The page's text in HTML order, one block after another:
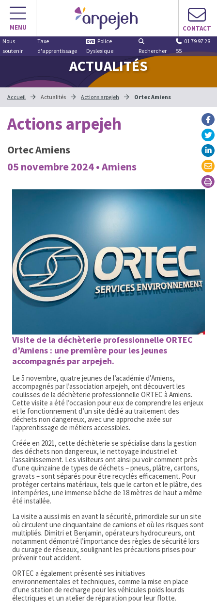
MENU CONTACT
Nous
soutenir
Taxe
d'apprentissage
Police
Dyslexique
Rechercher
01 79 97 28
55
ACTUALITÉS
Accueil Actualités Actions arpejeh Ortec Amiens
Actions arpejeh
Ortec Amiens
05 novembre 2024 • Amiens
Visite de la déchèterie professionnelle ORTEC
d’Amiens : une première pour les jeunes
accompagnés par arpejeh.
Le 5 novembre, quatre jeunes de l’académie d’Amiens,
accompagnés par l’association arpejeh, ont découvert les
coulisses de la déchèterie professionnelle ORTEC à Amiens.
Cette visite a été l’occasion pour eux de comprendre les enjeux
et le fonctionnement d’un site dédié au traitement des
déchets non dangereux, avec une approche axée sur
l’apprentissage de métiers accessibles.
Créée en 2021, cette déchèterie se spécialise dans la gestion
des déchets non dangereux, le nettoyage industriel et
l’assainissement. Les visiteurs ont ainsi pu voir comment près
d’une quinzaine de types de déchets – pneus, plâtre, cartons,
gravats – sont séparés pour être recyclés efficacement. Pour
protéger certains matériaux, tels que le carton et le plâtre, des
intempéries, une immense bâche de 18 mètres de haut a même
été installée.
La visite a aussi mis en avant la sécurité, primordiale sur un site
où circulent une cinquantaine de camions et où les risques sont
multipliés. Dimitri et Benjamin, opérateurs hydrocureurs, ont
notamment démontré l’importance des règles de sécurité lors
du curage de réseaux, soulignant les précautions prises pour
prévenir tout accident.
ORTEC a également présenté ses initiatives
environnementales et techniques, comme la mise en place
d’une station de recharge pour les véhicules poids lourds
électriques et un atelier de réparation pour leur flotte.